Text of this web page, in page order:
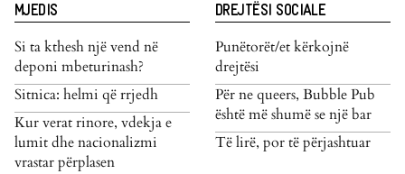
MJEDIS
Si ta kthesh një vend në
deponi mbeturinash?
Sitnica: helmi që rrjedh
Kur verat rinore, vdekja e
lumit dhe nacionalizmi
vrastar përplasen
DREJTËSI SOCIALE
Punëtorët/et kërkojnë
drejtësi
Për ne queers, Bubble Pub
është më shumë se një bar
Të lirë, por të përjashtuar